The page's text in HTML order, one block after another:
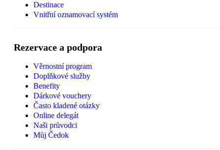
Destinace
Vnitřní oznamovací systém
Rezervace a podpora
Věrnostní program
Doplňkové služby
Benefity
Dárkové vouchery
Často kladené otázky
Online delegát
Naši průvodci
Můj Čedok